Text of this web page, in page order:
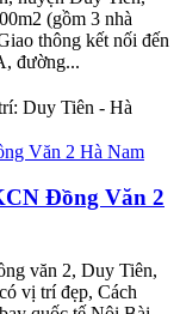
(gồm 3 nhà
thông kết nối đến
đường...
Duy Tiên - Hà
Đồng Văn 2
văn 2, Duy Tiên,
vị trí đẹp, Cách